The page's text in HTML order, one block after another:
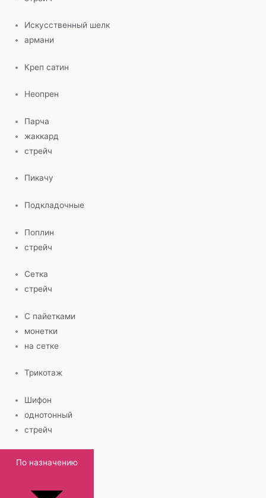
Искусственный шелк
армани
Креп сатин
Неопрен
Парча
жаккард
стрейч
Пикачу
Подкладочные
Поплин
стрейч
Сетка
стрейч
С пайетками
монетки
на сетке
Трикотаж
Шифон
однотонный
стрейч
По назначению